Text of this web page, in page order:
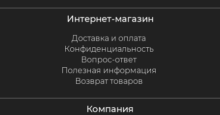
интернет-магазин
Доставка и оплата
Конфиденциальность
Вопрос-ответ
Полезная информация
Возврат товаров
компания